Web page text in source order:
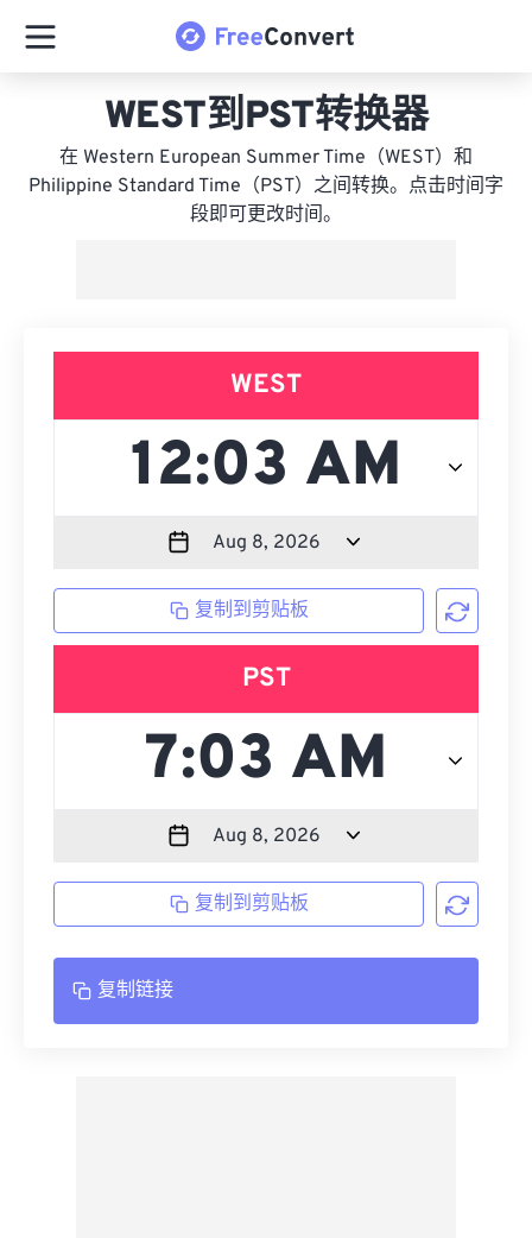
WEST到PST转换器
在 Western European Summer Time（WEST）和
Philippine Standard Time（PST）之间转换。点击时间字
段即可更改时间。
WEST
复制到剪贴板
PST
复制到剪贴板
复制链接